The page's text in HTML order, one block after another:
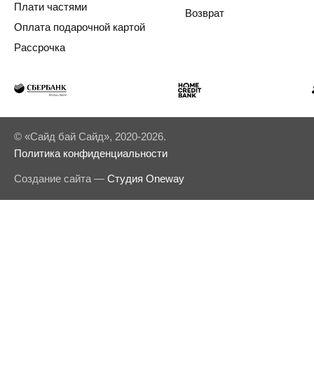
Плати частями
Оплата подарочной картой
Рассрочка
Возврат
© «Сайд бай Сайд», 2020-2026.
Политика конфиденциальности
Создание сайта — Студия Oneway